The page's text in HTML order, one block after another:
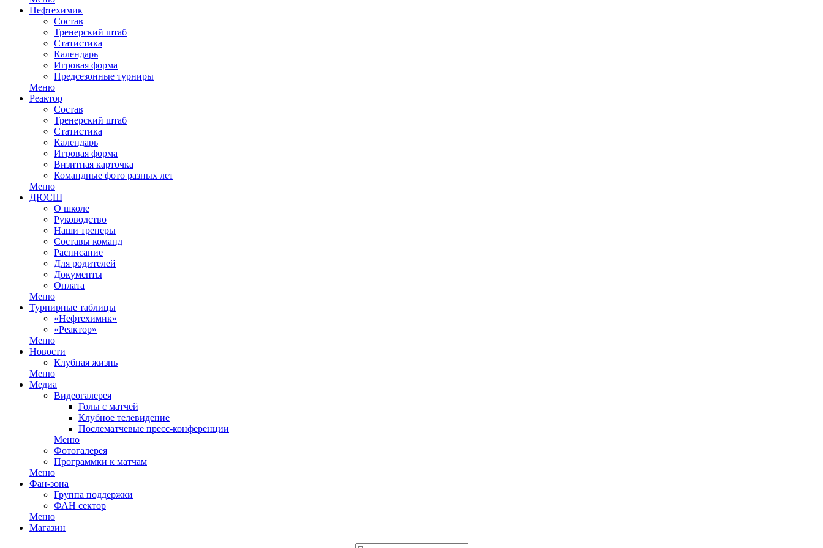
Нефтехимик
Состав
Тренерский штаб
Статистика
Календарь
Игровая форма
Предсезонные турниры
Меню
Реактор
Состав
Тренерский штаб
Статистика
Календарь
Игровая форма
Визитная карточка
Командные фото разных лет
Меню
ДЮСШ
О школе
Руководство
Наши тренеры
Составы команд
Расписание
Для родителей
Документы
Оплата
Меню
Турнирные таблицы
«Нефтехимик»
«Реактор»
Меню
Новости
Клубная жизнь
Меню
Медиа
Видеогалерея
Голы с матчей
Клубное телевидение
Послематчевые пресс-конференции
Меню
Фотогалерея
Программки к матчам
Меню
Фан-зона
Группа поддержки
ФАН сектор
Меню
Магазин